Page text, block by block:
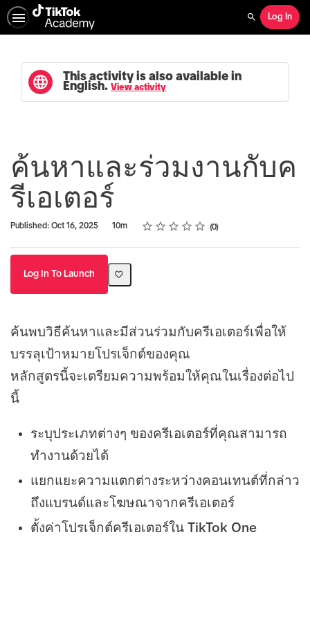
Search
Log In
This activity is also available in
English. View activity
ค้นหาและร่วมงานกับค
รีเอเตอร์
Published: Oct 16, 2025
Duration 10m Rating
1 star
2 stars
3 stars
4 stars
5 stars
Average rating: 0 0
No reviews
Log In To Launch
ค้นพบวิธีค้นหาและมีส่วนร่วมกับครีเอเตอร์เพื่อให้
บรรลุเป้าหมายโปรเจ็กต์ของคุณ
หลักสูตรนี้จะเตรียมความพร้อมให้คุณในเรื่องต่อไป
นี้
ระบุประเภทต่างๆ ของครีเอเตอร์ที่คุณสามารถ
ทำงานด้วยได้
แยกแยะความแตกต่างระหว่างคอนเทนต์ที่กล่าว
ถึงแบรนด์และโฆษณาจากครีเอเตอร์
ตั้งค่าโปรเจ็กต์ครีเอเตอร์ใน TikTok One